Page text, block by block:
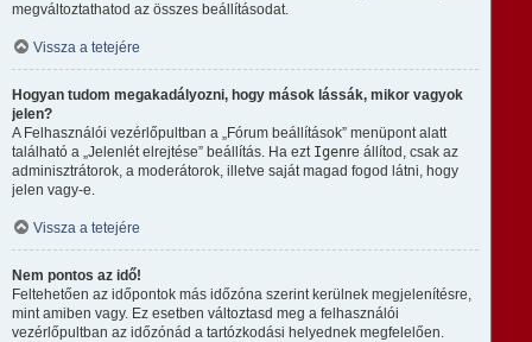
megváltoztathatod az összes beállításodat.
Vissza a tetejére
Hogyan tudom megakadályozni, hogy mások lássák, mikor vagyok
jelen?
A Felhasználói vezérlőpultban a „Fórum beállítások” menüpont alatt
található a „Jelenlét elrejtése” beállítás. Ha ezt Igenre állítod, csak az
adminisztrátorok, a moderátorok, illetve saját magad fogod látni, hogy
jelen vagy-e.
Vissza a tetejére
Nem pontos az idő!
Feltehetően az időpontok más időzóna szerint kerülnek megjelenítésre,
mint amiben vagy. Ez esetben változtasd meg a felhasználói
vezérlőpultban az időzónád a tartózkodási helyednek megfelelően.